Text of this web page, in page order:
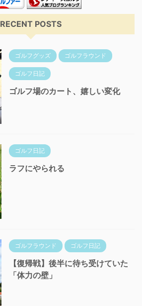
RECENT POSTS
ゴルフグッズ ゴルフラウンド
ゴルフ日記
ゴルフ場のカート、嬉しい変化
ゴルフ日記
ラフにやられる
ゴルフラウンド ゴルフ日記
【復帰戦】後半に待ち受けていた
「体力の壁」